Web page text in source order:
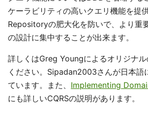
ケーラビリティの高いクエリ機能を提供
Repositoryの肥大化を防いで、より重
の設計に集中することが出来ます。
詳しくはGreg Youngによるオリジナ
ください。Sipadan2003さんが日本語
ています。また、 Implementing
にも詳しいCQRSの説明があります。